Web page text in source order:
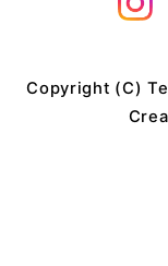
Copyright (C)